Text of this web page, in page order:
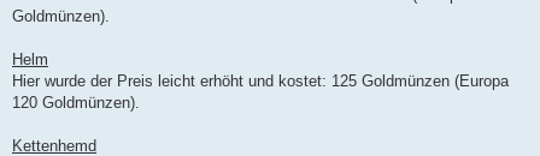
Goldmünzen).
Helm
Hier wurde der Preis leicht erhöht und kostet: 125 Goldmünzen (Europa
120 Goldmünzen).
Kettenhemd